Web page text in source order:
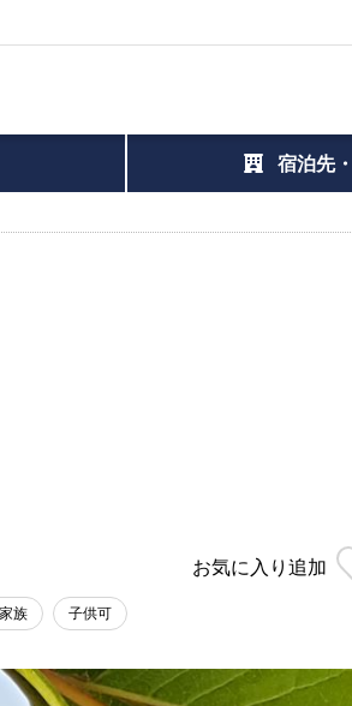
宿泊先
お気に入り 追加
家族 子供可